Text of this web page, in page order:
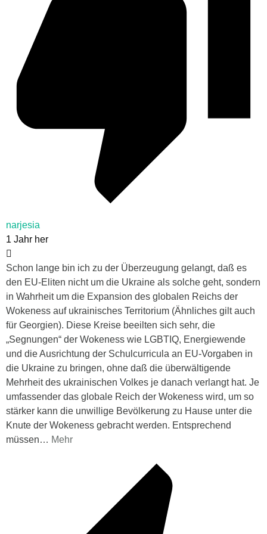
narjesia
1 Jahr her
Schon lange bin ich zu der Überzeugung gelangt, daß es
den EU-Eliten nicht um die Ukraine als solche geht, sondern
in Wahrheit um die Expansion des globalen Reichs der
Wokeness auf ukrainisches Territorium (Ähnliches gilt auch
für Georgien). Diese Kreise beeilten sich sehr, die
„Segnungen“ der Wokeness wie LGBTIQ, Energiewende
und die Ausrichtung der Schulcurricula an EU-Vorgaben in
die Ukraine zu bringen, ohne daß die überwältigende
Mehrheit des ukrainischen Volkes je danach verlangt hat. Je
umfassender das globale Reich der Wokeness wird, um so
stärker kann die unwillige Bevölkerung zu Hause unter die
Knute der Wokeness gebracht werden. Entsprechend
müssen… Mehr